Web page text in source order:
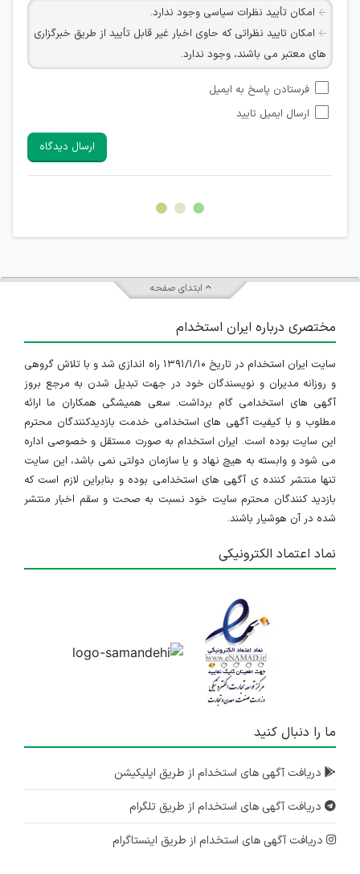
امکان تأیید نظرات سیاسی وجود ندارد.
امکان تایید نظراتی که حاوی اخبار غیر قابل تأیید از طریق خبرگزاری
های معتبر می باشند، وجود ندارد.
شبکه های مجازی ارتباطی می باشند وجود ندارد.
امکان تأیید نظرات کاربرانی که به هر طریقی قصد مأیوس کردن
هرگونه تحریک، تحقیر و کنایه به سایر افراد (مسئول و غیر مسئول)
غیر مجاز می باشد.
امکان هماهنگی برای هرگونه ملاقات حضوری چه به صورت دسته
فرستادن پاسخ به ایمیل
ارسال ایمیل تایید
ارسال دیدگاه
ابتدای صفحه
مختصری درباره ایران استخدام
سایت ایران استخدام در تاریخ ۱۳۹۱/۱/۱۰ راه اندازی شد و با تلاش گروهی
و روزانه مدیران و نویسندگان خود در جهت تبدیل شدن به مرجع بروز
آگهی های استخدامی گام برداشت. سعی همیشگی همکاران ما ارائه
مطلوب و با کیفیت آگهی های استخدامی خدمت بازدیدکنندگان محترم
این سایت بوده است. ایران استخدام به صورت مستقل و خصوصی اداره
می شود و وابسته به هیچ نهاد و یا سازمان دولتی نمی باشد، این سایت
تنها منتشر کننده ی آگهی های استخدامی بوده و بنابراین لازم است که
بازدید کنندگان محترم سایت خود نسبت به صحت و سقم اخبار منتشر
شده در آن هوشیار باشند.
نماد اعتماد الکترونیکی
ما را دنبال کنید
دریافت آگهی های استخدام از طریق اپلیکیشن
دریافت آگهی های استخدام از طریق تلگرام
دریافت آگهی های استخدام از طریق اینستاگرام